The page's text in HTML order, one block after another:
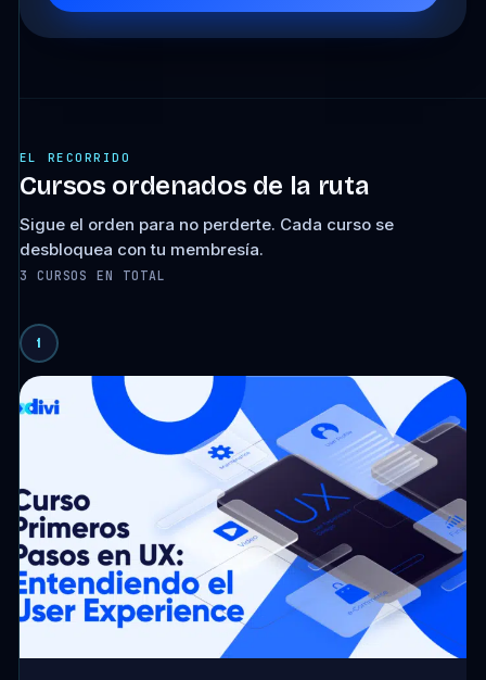
EL RECORRIDO
Cursos ordenados de la ruta
Sigue el orden para no perderte. Cada curso se
desbloquea con tu membresía.
3 CURSOS EN TOTAL
1